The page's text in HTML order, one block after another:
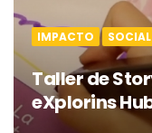
IMPACTO SOCIAL
Taller de
eXplorins